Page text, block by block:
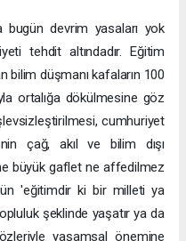
devrim yasaları yok
tehdit altındadır. Eğitim
bilim düşmanı kafaların 100
ortalığa dökülmesine göz
cumhuriyet
çağ, akıl ve bilim dışı
büyük gaflet ne affedilmez
'eğitimdir ki bir milleti ya
şeklinde yaşatır ya da
yaşamsal önemine